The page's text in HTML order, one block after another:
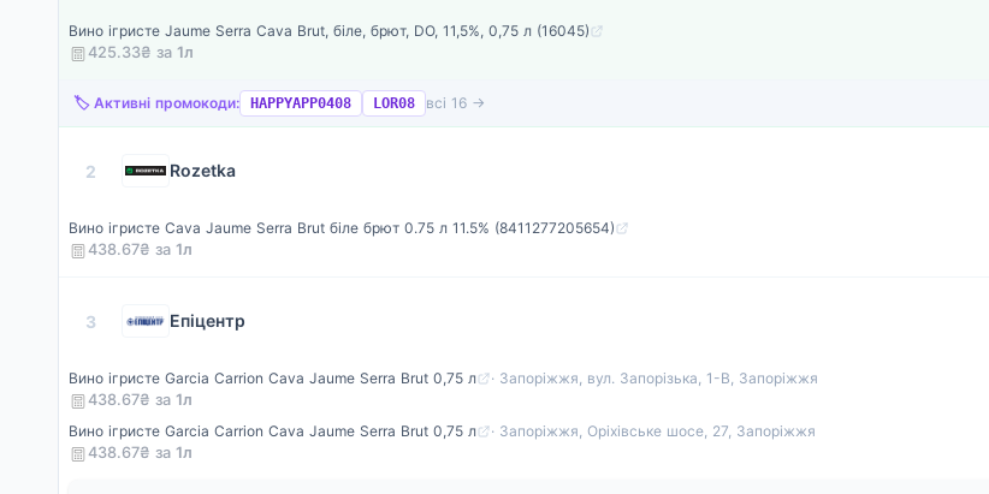
Вино ігристе Jaume Serra Cava Brut, біле, брют, DO, 11,5%, 0,75 л (16045)
425.33₴ за 1л
🏷️ Активні промокоди: HAPPYAPP0408 LOR08 всі 16 →
2 Rozetka
Вино ігристе Cava Jaume Serra Brut біле брют 0.75 л 11.5% (8411277205654)
438.67₴ за 1л
3 Епіцентр
Вино ігристе Garcia Carrion Cava Jaume Serra Brut 0,75 л · Запоріжжя, вул. Запорізька, 1-В, Запоріжжя
438.67₴ за 1л
Вино ігристе Garcia Carrion Cava Jaume Serra Brut 0,75 л
· Запоріжжя, Оріхівське шосе, 27, Запоріжжя
438.67₴ за 1л